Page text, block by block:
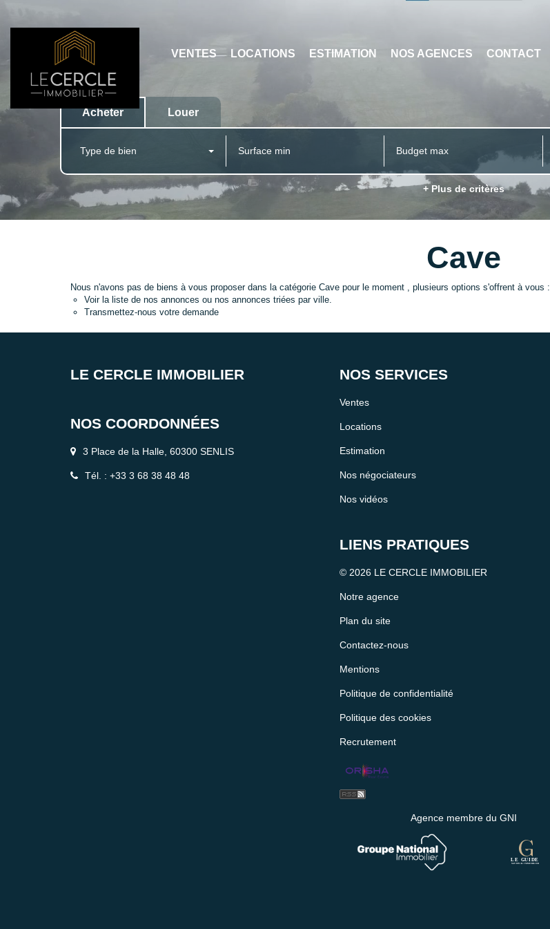
VENTES LOCATIONS ESTIMATION NOS AGENCES CONTACT
Acheter Louer
Type de bien
+ Plus de critères
Cave
Nous n'avons pas de biens à vous proposer dans la catégorie Cave pour le moment , plusieurs options s'offrent à vous :
Voir la liste de nos annonces ou nos annonces triées par ville.
Transmettez-nous votre demande
LE CERCLE IMMOBILIER
NOS COORDONNÉES
3 Place de la Halle, 60300 SENLIS
Tél. : +33 3 68 38 48 48
NOS SERVICES
Ventes
Locations
Estimation
Nos négociateurs
Nos vidéos
LIENS PRATIQUES
© 2026 LE CERCLE IMMOBILIER
Notre agence
Plan du site
Contactez-nous
Mentions
Politique de confidentialité
Politique des cookies
Recrutement
Agence membre du GNI